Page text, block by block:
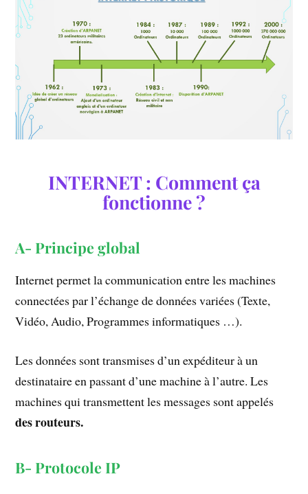
INTERNET : Comment ça
fonctionne ?
A- Principe global
Internet permet la communication entre les machines
connectées par l’échange de données variées (Texte,
Vidéo, Audio, Programmes informatiques …).
Les données sont transmises d’un expéditeur à un
destinataire en passant d’une machine à l’autre. Les
machines qui transmettent les messages sont appelés
des routeurs.
B- Protocole IP